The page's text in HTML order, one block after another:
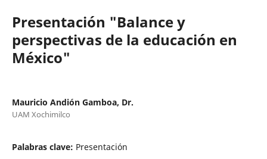
Presentación "Balance y
perspectivas de la educación en
México"
Mauricio Andión Gamboa, Dr.
UAM Xochimilco
Palabras clave: Presentación